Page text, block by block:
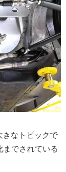
なトピックで
までされている